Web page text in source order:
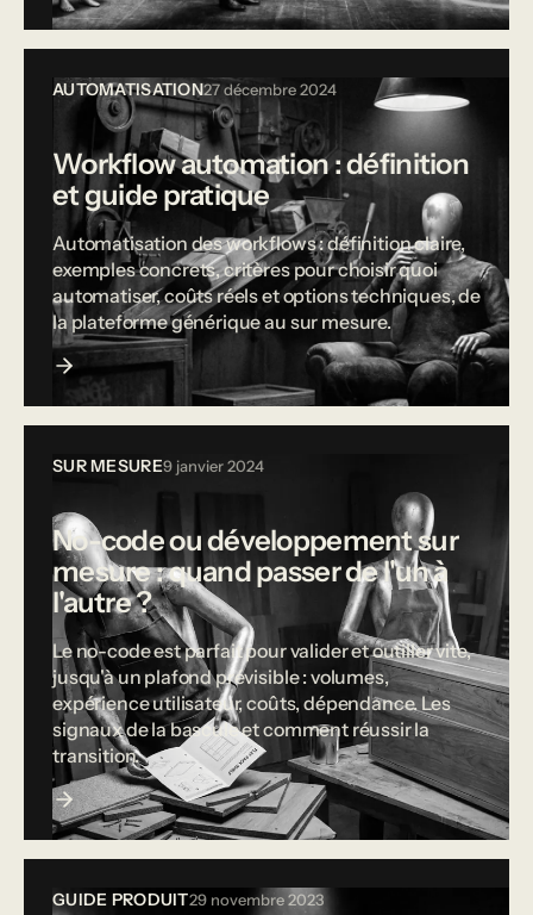
AUTOMATISATION27 décembre 2024
Workflow automation : définition
et guide pratique
Automatisation des workflows : définition claire,
exemples concrets, critères pour choisir quoi
automatiser, coûts réels et options techniques, de
la plateforme générique au sur mesure.
SUR MESURE9 janvier 2024
No-code ou développement sur
mesure : quand passer de l'un à
l'autre ?
Le no-code est parfait pour valider et outiller vite,
jusqu'à un plafond prévisible : volumes,
expérience utilisateur, coûts, dépendance. Les
signaux de la bascule et comment réussir la
transition.
GUIDE PRODUIT29 novembre 2023